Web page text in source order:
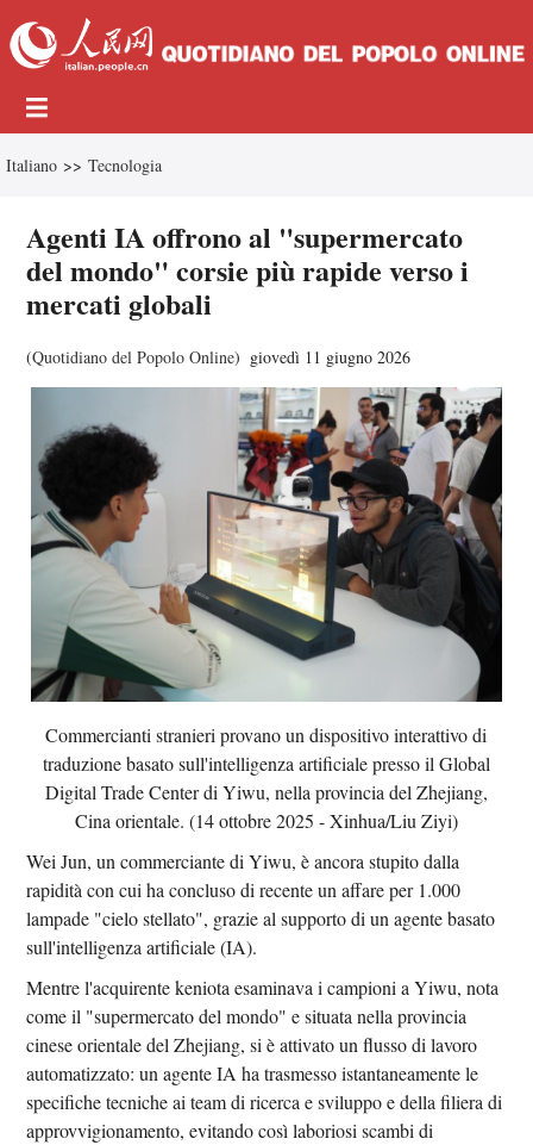
Italiano >> Tecnologia
Agenti IA offrono al "supermercato
del mondo" corsie più rapide verso i
mercati globali
(Quotidiano del Popolo Online) giovedì 11 giugno 2026
Commercianti stranieri provano un dispositivo interattivo di
traduzione basato sull'intelligenza artificiale presso il Global
Digital Trade Center di Yiwu, nella provincia del Zhejiang,
Cina orientale. (14 ottobre 2025 - Xinhua/Liu Ziyi)
Wei Jun, un commerciante di Yiwu, è ancora stupito dalla
rapidità con cui ha concluso di recente un affare per 1.000
lampade "cielo stellato", grazie al supporto di un agente basato
sull'intelligenza artificiale (IA).
Mentre l'acquirente keniota esaminava i campioni a Yiwu, nota
come il "supermercato del mondo" e situata nella provincia
cinese orientale del Zhejiang, si è attivato un flusso di lavoro
automatizzato: un agente IA ha trasmesso istantaneamente le
specifiche tecniche ai team di ricerca e sviluppo e della filiera di
approvvigionamento, evitando così laboriosi scambi di